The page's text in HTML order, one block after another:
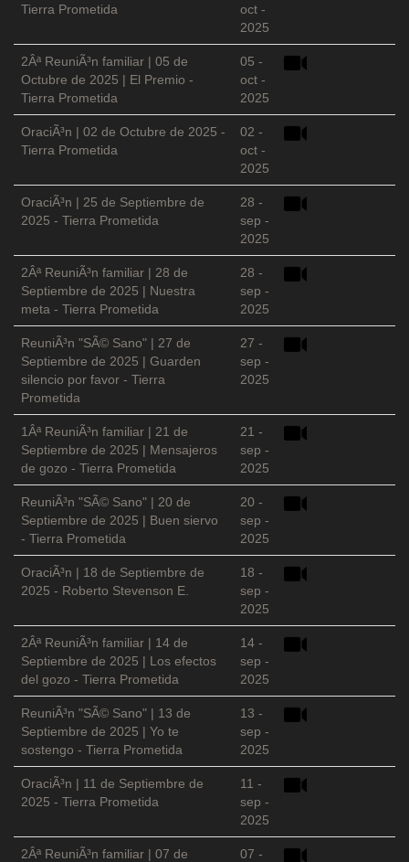
Tierra Prometida
oct -
2025
2Âª ReuniÃ³n familiar | 05 de
Octubre de 2025 | El Premio -
Tierra Prometida
05 -
oct -
2025
OraciÃ³n | 02 de Octubre de 2025 -
Tierra Prometida
02 -
oct -
2025
OraciÃ³n | 25 de Septiembre de
2025 - Tierra Prometida
28 -
sep -
2025
2Âª ReuniÃ³n familiar | 28 de
Septiembre de 2025 | Nuestra
meta - Tierra Prometida
28 -
sep -
2025
ReuniÃ³n "SÃ© Sano" | 27 de
Septiembre de 2025 | Guarden
silencio por favor - Tierra
Prometida
27 -
sep -
2025
1Âª ReuniÃ³n familiar | 21 de
Septiembre de 2025 | Mensajeros
de gozo - Tierra Prometida
21 -
sep -
2025
ReuniÃ³n "SÃ© Sano" | 20 de
Septiembre de 2025 | Buen siervo
- Tierra Prometida
20 -
sep -
2025
OraciÃ³n | 18 de Septiembre de
2025 - Roberto Stevenson E.
18 -
sep -
2025
2Âª ReuniÃ³n familiar | 14 de
Septiembre de 2025 | Los efectos
del gozo - Tierra Prometida
14 -
sep -
2025
ReuniÃ³n "SÃ© Sano" | 13 de
Septiembre de 2025 | Yo te
sostengo - Tierra Prometida
13 -
sep -
2025
OraciÃ³n | 11 de Septiembre de
2025 - Tierra Prometida
11 -
sep -
2025
2Âª ReuniÃ³n familiar | 07 de 07 -